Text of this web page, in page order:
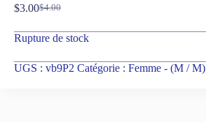
$4.00
$3.00
Rupture de stock
UGS : vb9P2 Catégorie : Femme - (M / M)